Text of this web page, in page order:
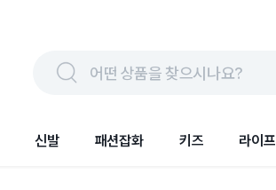
어떤 상품을 찾으시나요?
신발 패션잡화 키즈 라이프